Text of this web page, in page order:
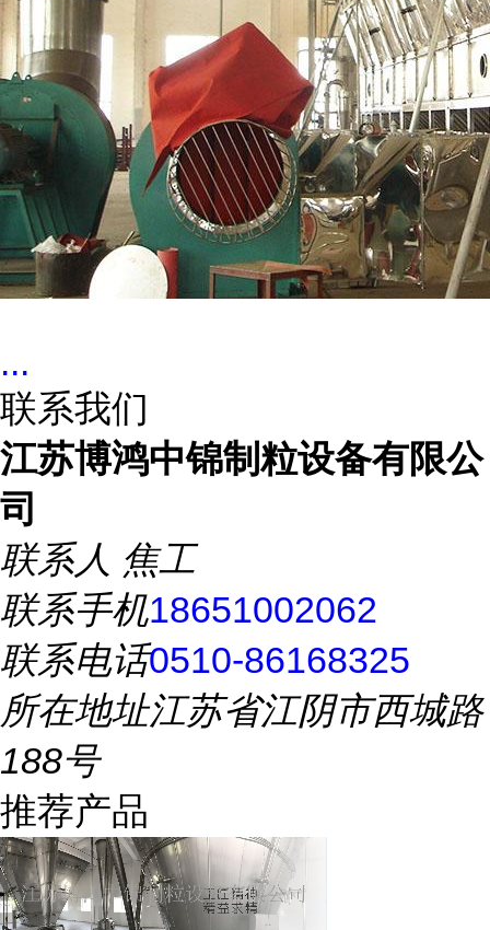
...
联系我们
江苏博鸿中锦制粒设备有限公
司
联系人 焦工
联系手机18651002062
联系电话0510-86168325
所在地址江苏省江阴市西城路
188号
推荐产品